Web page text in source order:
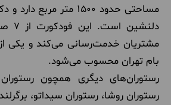
مساحتی حدود ۱۵۰۰ متر
مشتریان خدمت‌رسانی می‌کند و یکی
بام تهران محسوب می‌شود.
رستوران‌های دیگری همچون رستوران
رستوران روشا، رستوران سیداتو،